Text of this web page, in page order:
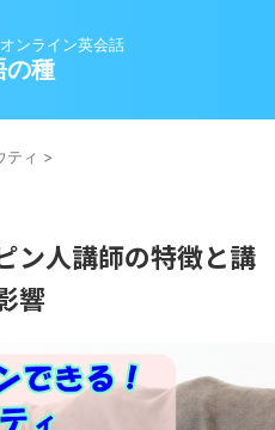
ンライン英会話
の種
ティ >
ン人講師の特徴と講
響